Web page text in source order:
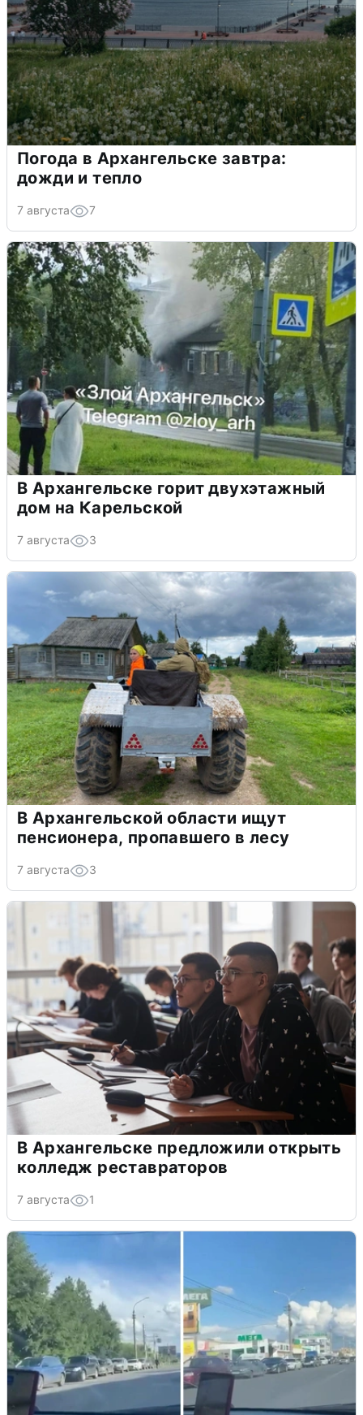
Погода в Архангельске завтра:
дожди и тепло
7 августа 7
В Архангельске горит двухэтажный
дом на Карельской
7 августа 3
В Архангельской области ищут
пенсионера, пропавшего в лесу
7 августа 3
В Архангельске предложили открыть
колледж реставраторов
7 августа 1